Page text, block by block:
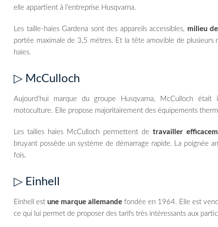
elle appartient à l’entreprise Husqvarna.
Les taille-haies Gardena sont des appareils accessibles, milieu
portée maximale de 3,5 mètres. Et la tête amovible de
haies.
▷ McCulloch
Aujourd’hui marque du groupe Husqvarna, McCulloch
motoculture. Elle propose majoritairement des équipements
Les tailles haies McCulloch permettent detravailler
bruyant possède un système de démarrage rapide. La poignée
fois.
▷ Einhell
Einhell estune marque allemande fondée en 1964. Elle est
ce qui lui permet de proposer des tarifs très intéressants aux